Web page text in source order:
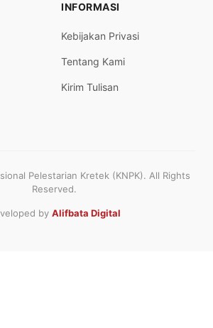
INFORMASI
Kebijakan Privasi
Tentang Kami
Kirim Tulisan
Pelestarian Kretek (KNPK). All Rights
Reserved.
by Alifbata Digital